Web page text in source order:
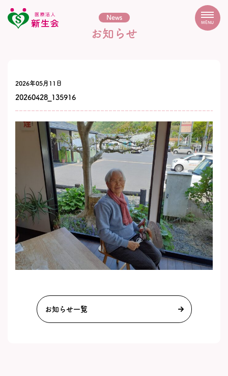
MENU
News
お知らせ
2026年05月11日
20260428_135916
お知らせ一覧